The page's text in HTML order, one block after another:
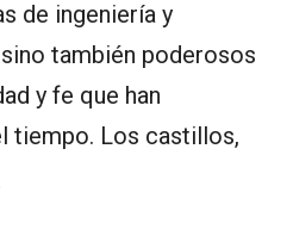
de ingeniería y
también poderosos
y fe que han
tiempo. Los castillos,